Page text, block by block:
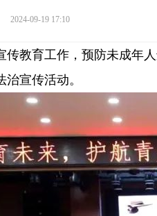
2024-09-19 17:10
传教育工作，预防未成年
宣传活动。